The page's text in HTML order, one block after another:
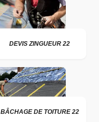
DEVIS ZINGUEUR 22
BÂCHAGE DE TOITURE 22